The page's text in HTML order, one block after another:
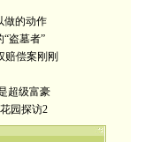
本人意见
人艺术原创
做的动作
“盗墓者”
赔偿案刚刚
超级富豪
园探访2